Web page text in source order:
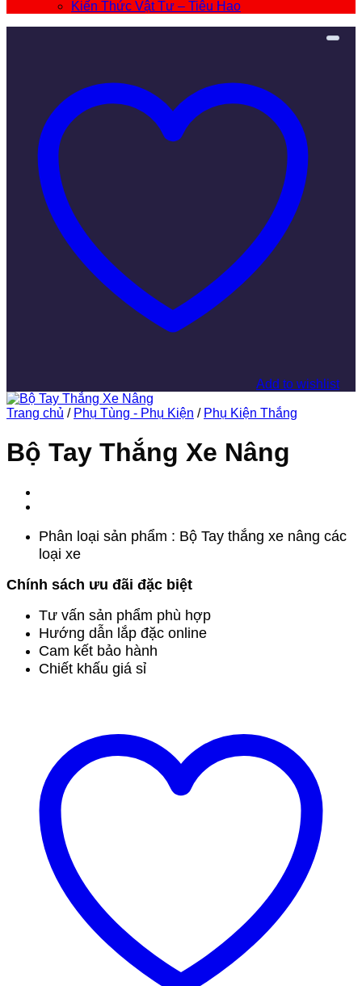
Kiến Thức Vật Tư – Tiêu Hao
Add to wishlist
Trang chủ / Phụ Tùng - Phụ Kiện / Phụ Kiện Thắng
Bộ Tay Thắng Xe Nâng
Phân loại sản phẩm : Bộ Tay thắng xe nâng các
loại xe
Chính sách ưu đãi đặc biệt
Tư vấn sản phẩm phù hợp
Hướng dẫn lắp đặc online
Cam kết bảo hành
Chiết khấu giá sỉ